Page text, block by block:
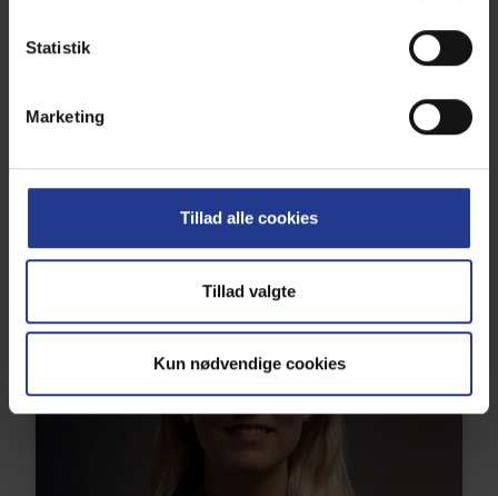
Statistik
Marketing
Tillad alle cookies
Tillad valgte
Kun nødvendige cookies
59329009
Læs mere